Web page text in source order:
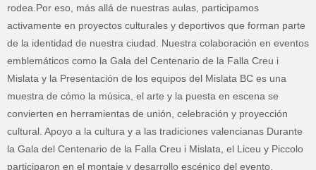
rodea.Por eso, más allá de nuestras aulas, participamos
activamente en proyectos culturales y deportivos que forman parte
de la identidad de nuestra ciudad. Nuestra colaboración en eventos
emblemáticos como la Gala del Centenario de la Falla Creu i
Mislata y la Presentación de los equipos del Mislata BC es una
muestra de cómo la música, el arte y la puesta en escena se
convierten en herramientas de unión, celebración y proyección
cultural. Apoyo a la cultura y a las tradiciones valencianas Durante
la Gala del Centenario de la Falla Creu i Mislata, el Liceu y Piccolo
participaron en el montaje y desarrollo escénico del evento,